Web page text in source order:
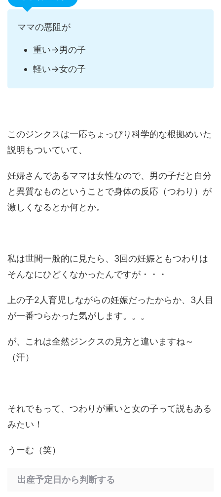
ママの悪阻が
重い→男の子
軽い→女の子
このジンクスは一応ちょっぴり科学的な根拠めいた
説明もついていて、
妊婦さんであるママは女性なので、男の子だと自分
と異質なものということで身体の反応（つわり）が
激しくなるとか何とか。
私は世間一般的に見たら、3回の妊娠ともつわりは
そんなにひどくなかったんですが・・・
上の子2人育児しながらの妊娠だったからか、3人目
が一番つらかった気がします。。。
が、これは全然ジンクスの見方と違いますね～
（汗）
それでもって、つわりが重いと女の子って説もある
みたい！
うーむ（笑）
出産予定日から判断する